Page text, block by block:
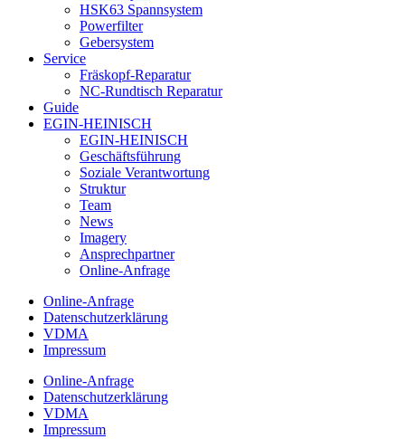
HSK63 Spannsystem
Powerfilter
Gebersystem
Service
Fräskopf-Reparatur
NC-Rundtisch Reparatur
Guide
EGIN-HEINISCH
EGIN-HEINISCH
Geschäftsführung
Soziale Verantwortung
Struktur
Team
News
Imagery
Ansprechpartner
Online-Anfrage
Online-Anfrage
Datenschutzerklärung
VDMA
Impressum
Online-Anfrage
Datenschutzerklärung
VDMA
Impressum